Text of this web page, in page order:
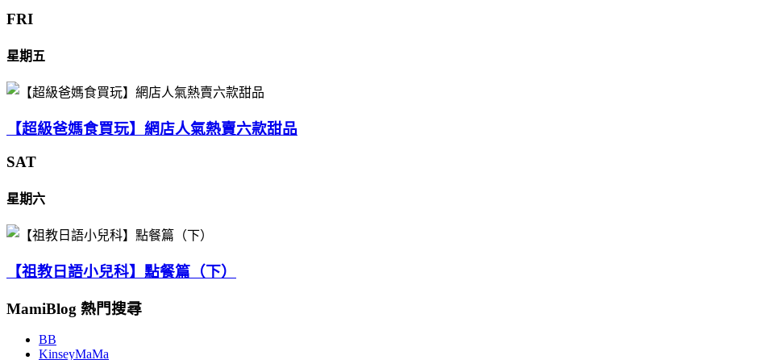
FRI
星期五
【超級爸媽食買玩】網店人氣熱賣六款甜品
SAT
星期六
【祖教日語小兒科】點餐篇（下）
MamiBlog 熱門搜尋
BB
KinseyMaMa